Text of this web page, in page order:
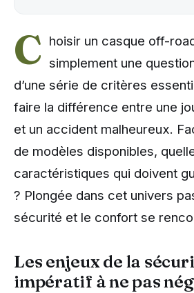
C hoisir un casque off-
simplement une
d’une série de critères
faire la différence entre une
et un accident malheureux.
de modèles disponibles,
caractéristiques qui doivent
? Plongée dans cet univers
sécurité et le confort se
Les enjeux de la
impératif à ne pas